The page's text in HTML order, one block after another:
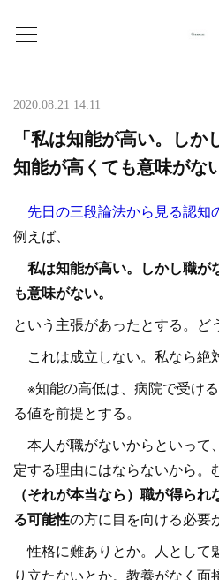
2020.08.21 14:11
「私は知能が高い。しか
知能が高くても意味がな
先日の三段論法から見る認知
例えば、
私は知能が高い。しかし職が
も意味がない。
という主張があったとする。ど
これは成立しない。私なら絶
※知能の高低は、病院で受け
る値を前提とする。
本人が職がないからといって
定する理由にはならないから。
（それが本当なら）職が得ら
る可能性の方に目を向ける必要
性格に難ありとか。人として
り立たないとか。教養がなく